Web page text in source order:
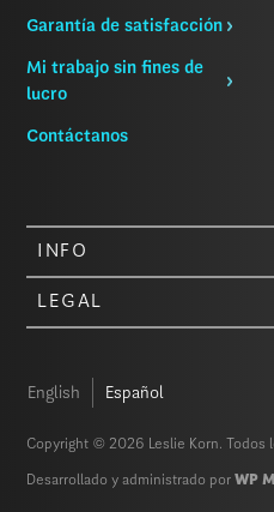
Garantía de satisfacción
Mi trabajo sin fines de
lucro
Contáctanos
INFO
LEGAL
English Español
Copyright © 2026 Leslie Korn. Todos
Desarrollado y administrado porWP
mayoría de los demás sitios)